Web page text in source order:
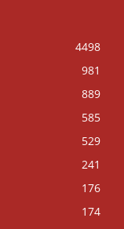
4498
981
889
585
529
241
176
174